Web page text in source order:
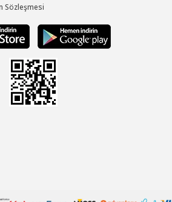
Sözleşmesi